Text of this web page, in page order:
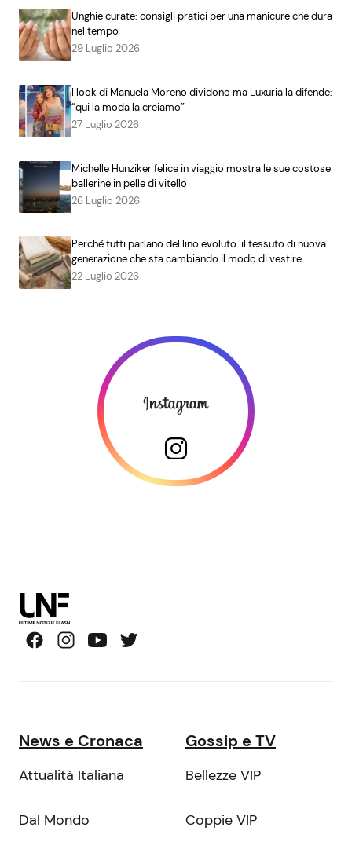
Unghie curate: consigli pratici per una manicure che dura
nel tempo
29 Luglio 2026
I look di Manuela Moreno dividono ma Luxuria la difende:
“qui la moda la creiamo”
27 Luglio 2026
Michelle Hunziker felice in viaggio mostra le sue costose
ballerine in pelle di vitello
26 Luglio 2026
Perché tutti parlano del lino evoluto: il tessuto di nuova
generazione che sta cambiando il modo di vestire
22 Luglio 2026
News e Cronaca
Attualità Italiana
Dal Mondo
Gossip e TV
Bellezze VIP
Coppie VIP